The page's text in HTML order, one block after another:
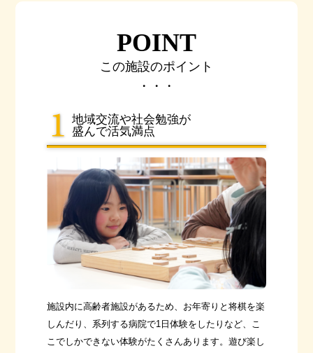
POINT
この施設のポイント
・・・
地域交流や社会勉強が
盛んで活気満点
施設内に高齢者施設があるため、お年寄りと将棋を楽
しんだり、系列する病院で1日体験をしたりなど、こ
こでしかできない体験がたくさんあります。遊び楽し